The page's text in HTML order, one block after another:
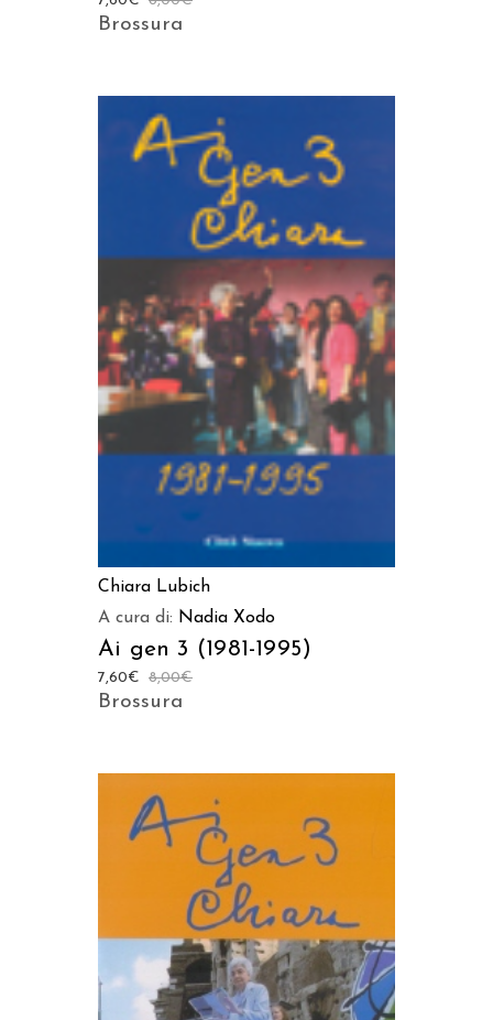
Brossura
AGGIUNGI AL CARRELLO
Chiara Lubich
A cura di: Nadia Xodo
Ai gen 3 (1981-1995)
8,00€
7,60€
Brossura
AGGIUNGI AL CARRELLO